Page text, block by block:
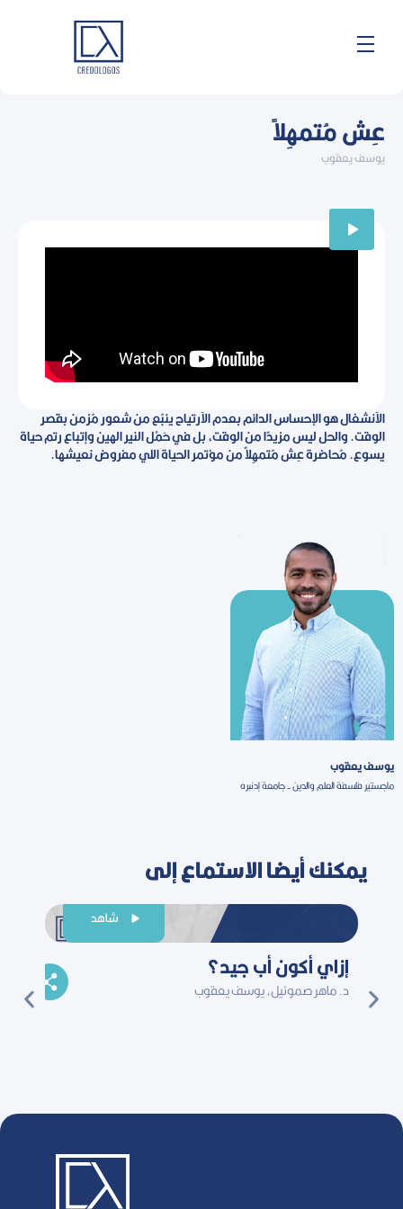
المحتوى
عِش مُتمهِلاً
يوسف يعقوب
الاِنشغال هو الإحساس الدائم بعدم الاِرتياح ينبُع من شعور مُزمن بقصر
الوقت. والحل ليس مزيدًا من الوقت، بل في حَمْل النير الهين وإتباع رتم حياة
يسوع. مُحاضرة عِش مُتمهِلاً من مؤتمر الحياة اللي مفروض نعيشها.
يوسف يعقوب
ماجستير فلسفة العلم والدين - جامعة إدنبره
يمكنك أيضا الاستماع إلى
إزاي أكون أب جيد؟
د. ماهر صموئيل، يوسف يعقوب